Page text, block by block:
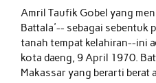
Amril Taufik Gobelyang
Battala'-- sebagai sebentuk
tanah tempat kelahiran--ini
kota daeng, 9 April 1970.
Makassar yang berarti berat